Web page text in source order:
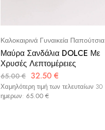
Καλοκαιρινά Γυναικεία Παπούτσια
Μαύρα Σανδάλια DOLCE Με
Χρυσές Λεπτομέρειες
65.00€ 32.50 €
Χαμηλότερη τιμή των τελευταίων 30
ημερων: 65.00 €